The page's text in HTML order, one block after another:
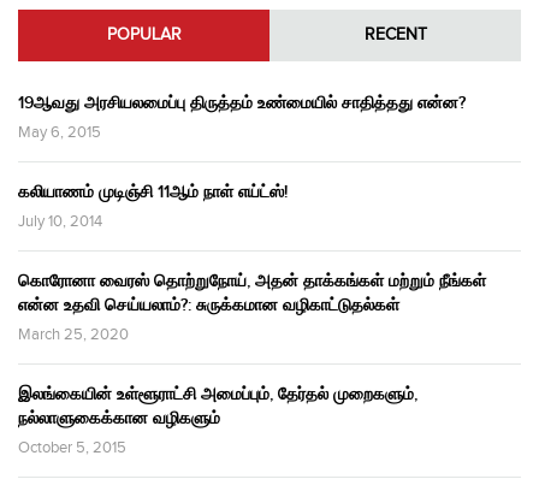
POPULAR RECENT
19ஆவது அரசியலமைப்பு திருத்தம் உண்மையில் சாதித்தது என்ன?
May 6, 2015
கலியாணம் முடிஞ்சி 11ஆம் நாள் எய்ட்ஸ்!
July 10, 2014
கொரோனா வைரஸ் தொற்றுநோய், அதன் தாக்கங்கள் மற்றும் நீங்கள்
என்ன உதவி செய்யலாம்?: சுருக்கமான வழிகாட்டுதல்கள்
March 25, 2020
இலங்கையின் உள்ளூராட்சி அமைப்பும், தேர்தல் முறைகளும்,
நல்லாளுகைக்கான வழிகளும்
October 5, 2015